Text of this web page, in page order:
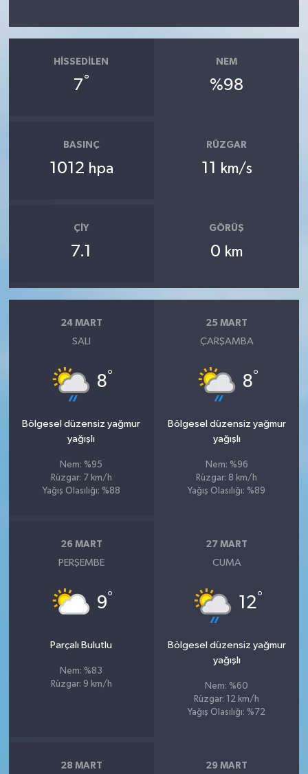
HISSEDILEN
7°
NEM
%98
BASINÇ
1012 hpa
RÜZGAR
11 km/s
ÇIY
7.1
GÖRÜŞ
0 km
24 MART
SALI
8°
Bölgesel düzensiz yağmur
yağışlı
Nem: %95
Rüzgar: 7 km/h
Yağış Olasılığı: %88
25 MART
ÇARŞAMBA
8°
Bölgesel düzensiz yağmur
yağışlı
Nem: %96
Rüzgar: 8 km/h
Yağış Olasılığı: %89
26 MART
PERŞEMBE
9°
Parçalı Bulutlu
Nem: %83
Rüzgar: 9 km/h
27 MART
CUMA
12°
Bölgesel düzensiz yağmur
yağışlı
Nem: %60
Rüzgar: 12 km/h
Yağış Olasılığı: %72
28 MART 29 MART